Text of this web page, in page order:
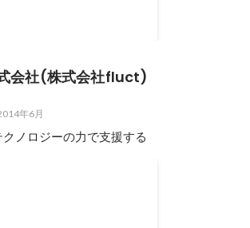
JavaScript） ・DMPでのオ
エンス解析・広告販売への
媒体社広告部・Google社
めとしたパートナー企業・
会社(株式会社fluct)
年6月
ノロジーの力で支援する